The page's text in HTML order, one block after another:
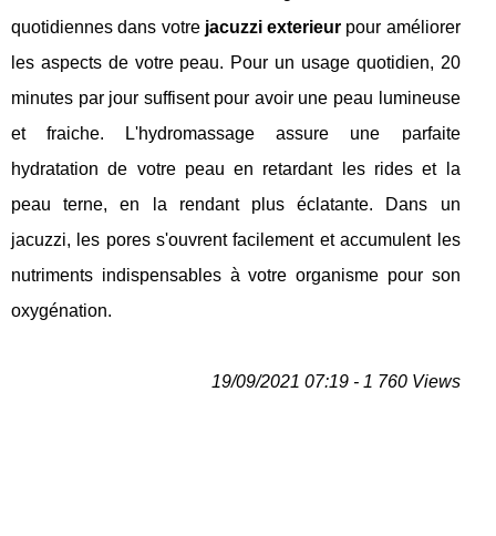
quotidiennes dans votre jacuzzi exterieur pour améliorer
les aspects de votre peau. Pour un usage quotidien, 20
minutes par jour suffisent pour avoir une peau lumineuse
et fraiche. L'hydromassage assure une parfaite
hydratation de votre peau en retardant les rides et la
peau terne, en la rendant plus éclatante. Dans un
jacuzzi, les pores s'ouvrent facilement et accumulent les
nutriments indispensables à votre organisme pour son
oxygénation.
19/09/2021 07:19 - 1 760 Views